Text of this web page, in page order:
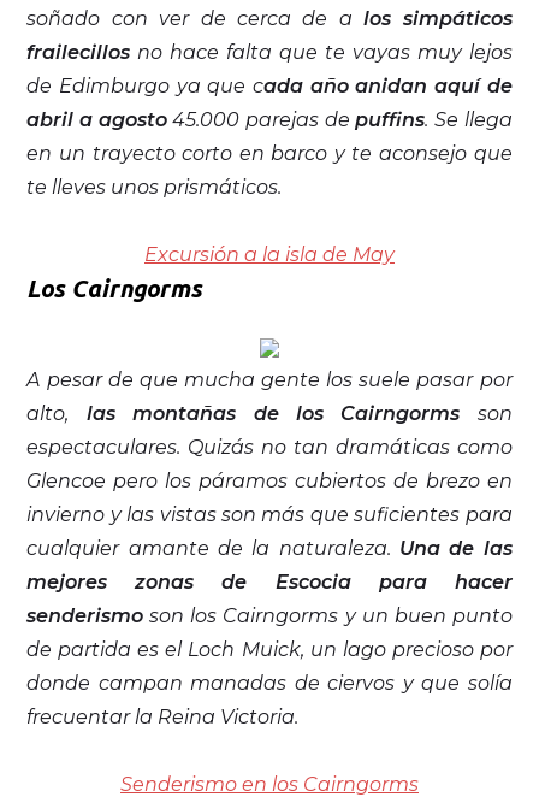
soñado con ver de cerca de alos simpáticos
frailecillos no hace falta que te vayas muy lejos
de Edimburgo ya que cada año anidan aquí de
abril a agosto45.000 parejas depuffins. Se llega
en un trayecto corto en barco y te aconsejo que
te lleves unos prismáticos.
Excursión a la isla de May
Los Cairngorms
A pesar de que mucha gente los suele pasar por
alto, las montañas de los Cairngorms son
espectaculares. Quizás no tan dramáticas como
Glencoe pero los páramos cubiertos de brezo en
invierno y las vistas son más que suficientes para
cualquier amante de la naturaleza. Una de las
mejores zonas de Escocia para hacer
senderismoson los Cairngorms y un buen punto
de partida es el Loch Muick, un lago precioso por
donde campan manadas de ciervos y que solía
frecuentar la Reina Victoria.
Senderismo en los Cairngorms